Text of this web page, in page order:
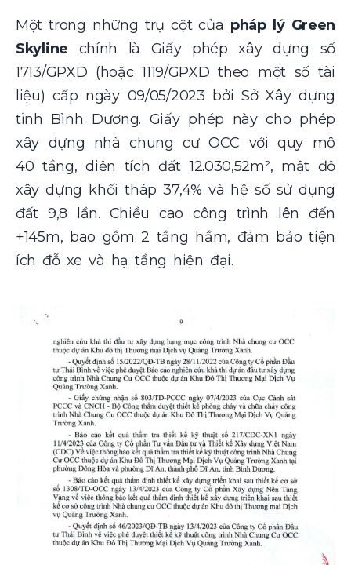
Một trong những trụ cột của pháp lý Green
Skyline chính là Giấy phép xây dựng số
1713/GPXD (hoặc 1119/GPXD theo một số tài
liệu) cấp ngày 09/05/2023 bởi Sở Xây dựng
tỉnh Bình Dương. Giấy phép này cho phép
xây dựng nhà chung cư OCC với quy mô
40 tầng, diện tích đất 12.030,52m², mật độ
xây dựng khối tháp 37,4% và hệ số sử dụng
đất 9,8 lần. Chiều cao công trình lên đến
+145m, bao gồm 2 tầng hầm, đảm bảo tiện
ích đỗ xe và hạ tầng hiện đại.